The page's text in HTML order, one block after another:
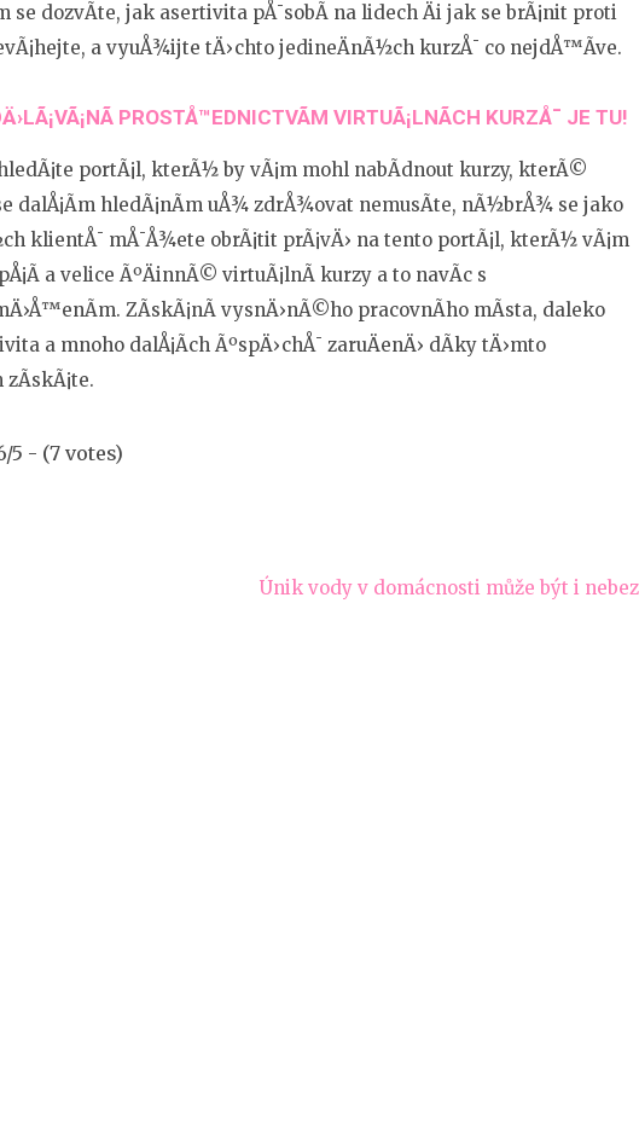
se dozvÃ­te, jak asertivita pÅ¯sobÃ­ na lidech Äi jak se brÃ¡nit proti
a vyuÅ¾ijte tÄ›chto jedineÄnÃ½ch kurzÅ¯ co nejdÅ™Ã­ve.
PROSTÅ™EDNICTVÃ­M VIRTUÃ¡LNÃ­CH KURZÅ¯ JE TU!
portÃ¡l, kterÃ½ by vÃ¡m mohl nabÃ­dnout kurzy, kterÃ©
dalÅ¡Ã­m hledÃ¡nÃ­m uÅ¾ zdrÅ¾ovat nemusÃ­te, nÃ½brÅ¾ se jako
klientÅ¯ mÅ¯Å¾ete obrÃ¡tit prÃ¡vÄ› na tento portÃ¡l, kterÃ½ vÃ¡m
a velice ÃºÄinnÃ© virtuÃ¡lnÃ­ kurzy a to navÃ­c s
ZÃ­skÃ¡nÃ­ vysnÄ›nÃ©ho pracovnÃ­ho mÃ­sta, daleko
a mnoho dalÅ¡Ã­ch ÃºspÄ›chÅ¯ zaruÄenÄ› dÃ­ky tÄ›mto
5 - (7 votes)
Únik vody v domácnosti může být i